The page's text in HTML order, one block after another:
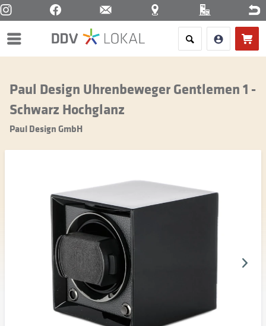
Menü
Paul Design Uhrenbeweger Gentlemen 1 -
Schwarz Hochglanz
Paul Design GmbH